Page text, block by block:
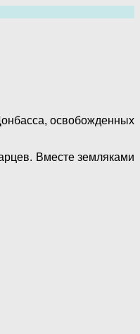
освобожденных
Вместе земляками